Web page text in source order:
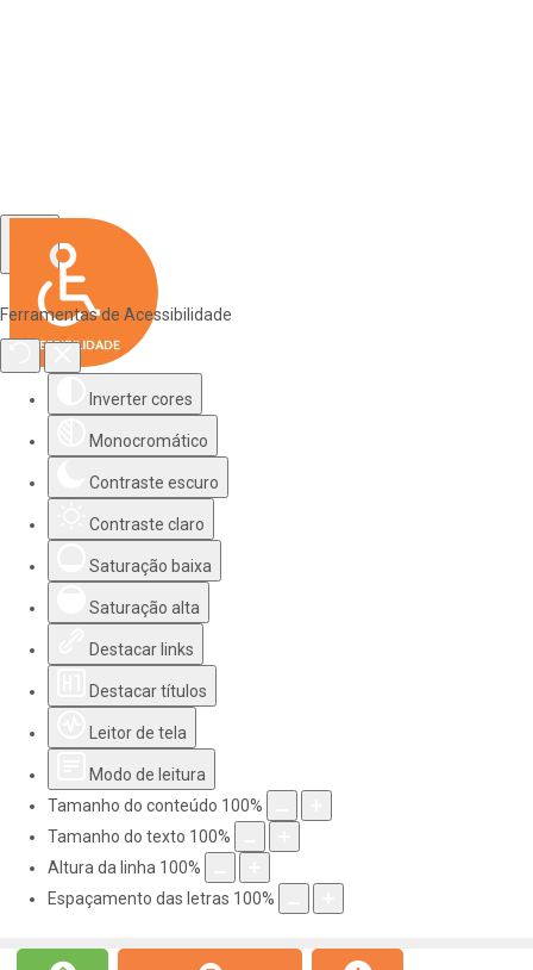
Ferramentas de Acessibilidade
Inverter cores
Monocromático
Contraste escuro
Contraste claro
Saturação baixa
Saturação alta
Destacar links
Destacar títulos
Leitor de tela
Modo de leitura
Tamanho do conteúdo 100%
Tamanho do texto 100%
Altura da linha 100%
Espaçamento das letras 100%